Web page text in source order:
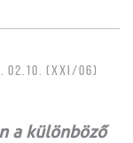
02.10. (XXI/06)
a különböző